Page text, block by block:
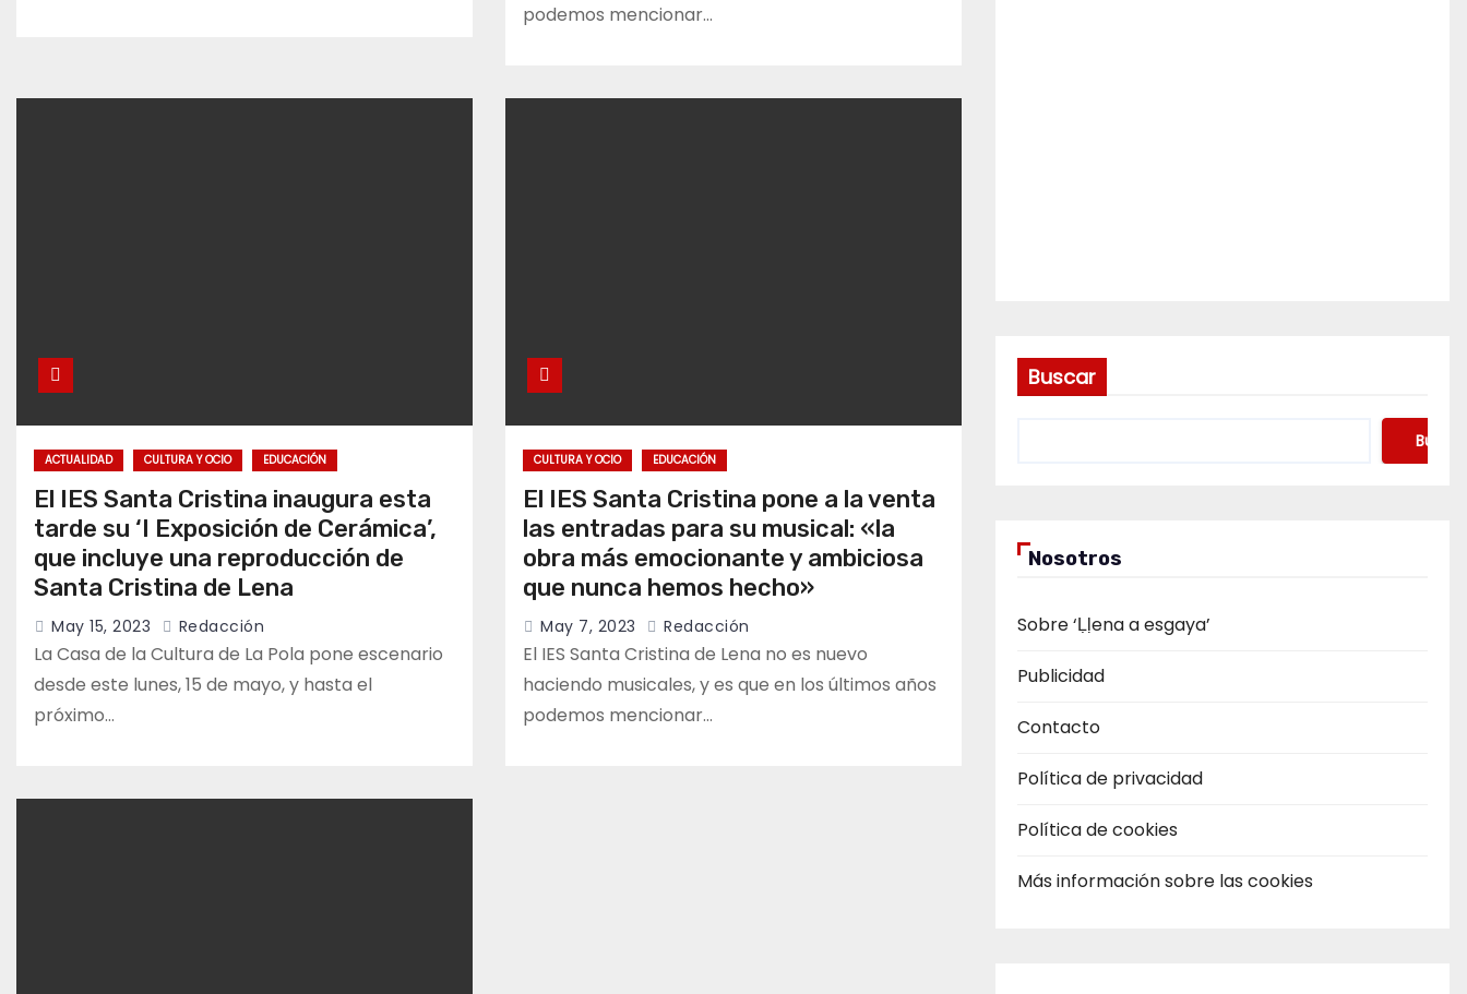
podemos mencionar…
ACTUALIDAD CULTURA Y OCIO EDUCACIÓN
El IES Santa Cristina inaugura esta
tarde su ‘I Exposición de Cerámica’,
que incluye una reproducción de
Santa Cristina de Lena
May 15, 2023 Redacción
La Casa de la Cultura de La Pola pone escenario
desde este lunes, 15 de mayo, y hasta el
próximo…
CULTURA Y OCIO EDUCACIÓN
El IES Santa Cristina pone a la venta
las entradas para su musical: «la
obra más emocionante y ambiciosa
que nunca hemos hecho»
May 7, 2023 Redacción
El IES Santa Cristina de Lena no es nuevo
haciendo musicales, y es que en los últimos años
podemos mencionar…
Buscar
Buscar
Nosotros
Sobre ‘Ḷḷena a esgaya’
Publicidad
Contacto
Política de privacidad
Política de cookies
Más información sobre las cookies